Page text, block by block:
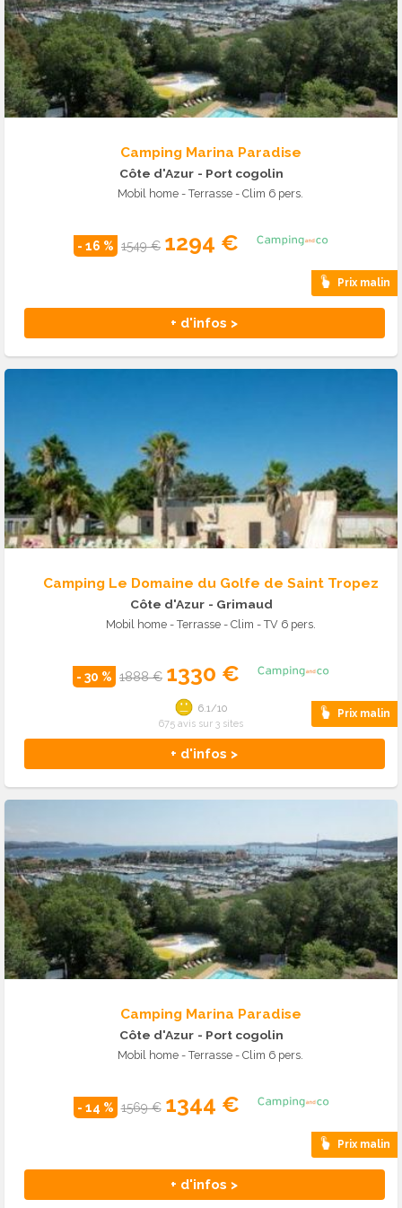
Camping Marina Paradise
Côte d'Azur - Port cogolin
Mobil home - Terrasse - Clim 6 pers.
- 16 % 1549 € 1294 €
Prix malin
+ d'infos >
Camping Le Domaine du Golfe de Saint Tropez
Côte d'Azur - Grimaud
Mobil home - Terrasse - Clim - TV 6 pers.
- 30 % 1888 € 1330 €
Prix malin
+ d'infos >
6.1/10
675 avis sur 3 sites
Camping Marina Paradise
Côte d'Azur - Port cogolin
Mobil home - Terrasse - Clim 6 pers.
- 14 % 1569 € 1344 €
Prix malin
+ d'infos >